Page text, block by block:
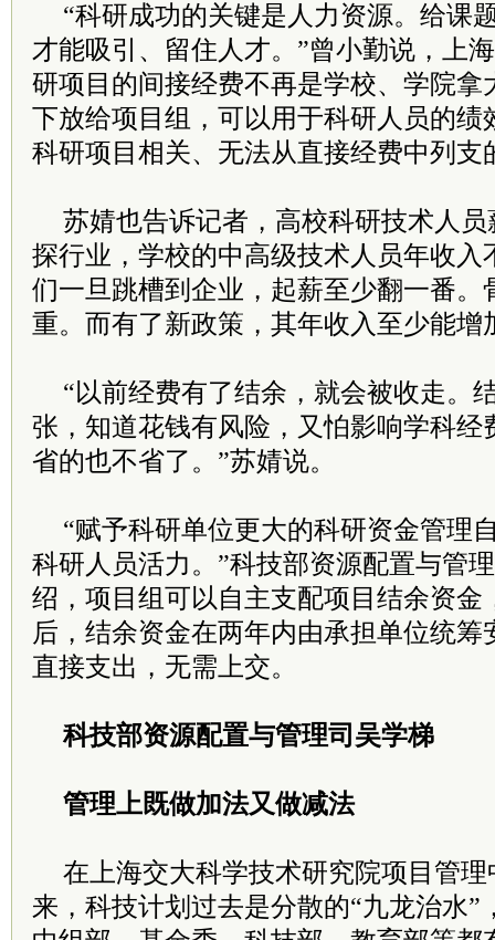
“科研成功的关键是人力资源。给课
才能吸引、留住人才。”曾小勤说，上
研项目的间接经费不再是学校、学院拿
下放给项目组，可以用于科研人员的绩
科研项目相关、无法从直接经费中列支
苏婧也告诉记者，高校科研技术人
探行业，学校的中高级技术人员年收入
们一旦跳槽到企业，起薪至少翻一番。
重。而有了新政策，其年收入至少能增
“以前经费有了结余，就会被收走。
张，知道花钱有风险，又怕影响学科经
省的也不省了。”苏婧说。
“赋予科研单位更大的科研资金管理
科研人员活力。”科技部资源配置与管
绍，项目组可以自主支配项目结余资金
后，结余资金在两年内由承担单位统筹
直接支出，无需上交。
科技部资源配置与管理司吴学梯
管理上既做加法又做减法
在上海交大科学技术研究院项目管
来，科技计划过去是分散的“九龙治水”